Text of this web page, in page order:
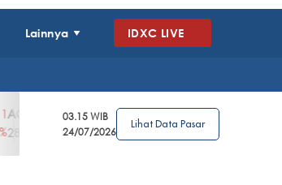
Lainnya IDXC LIVE
3.39%
AGRO
148
4
2.63%
0%
03.15 WIB
24/07/2026
Lihat Data Pasar